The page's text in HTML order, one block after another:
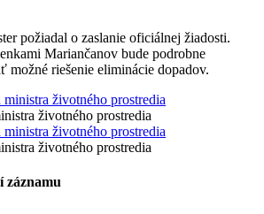
požiadal o zaslanie oficiálnej žiadosti.
Mariančanov bude podrobne
možné riešenie eliminácie dopadov.
životného prostredia
životného prostredia
záznamu